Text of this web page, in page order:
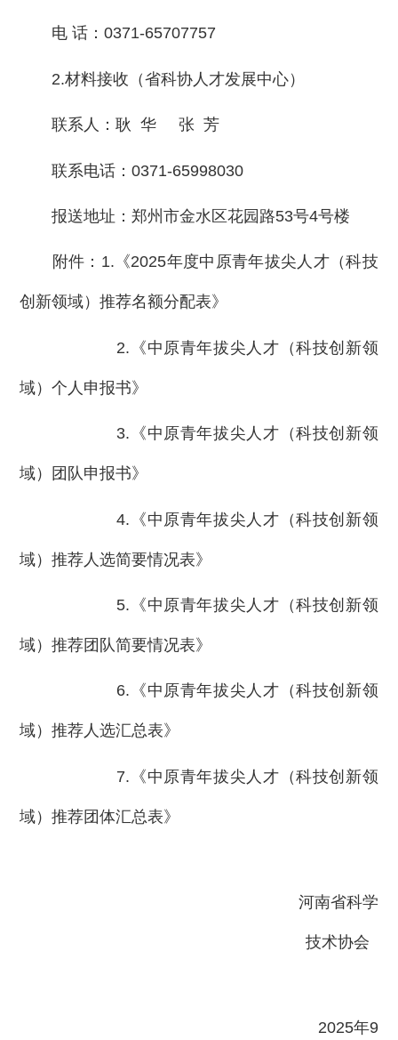
电 话：0371-65707757
2.材料接收（省科协人才发展中心）
联系人：耿 华 张 芳
联系电话：0371-65998030
报送地址：郑州市金水区花园路53号4号楼
附件：1.《2025年度中原青年拔尖人才（科技
创新领域）推荐名额分配表》
2.《中原青年拔尖人才（科技创新领
域）个人申报书》
3.《中原青年拔尖人才（科技创新领
域）团队申报书》
4.《中原青年拔尖人才（科技创新领
域）推荐人选简要情况表》
5.《中原青年拔尖人才（科技创新领
域）推荐团队简要情况表》
6.《中原青年拔尖人才（科技创新领
域）推荐人选汇总表》
7.《中原青年拔尖人才（科技创新领
域）推荐团体汇总表》
河南省科学
技术协会
2025年9